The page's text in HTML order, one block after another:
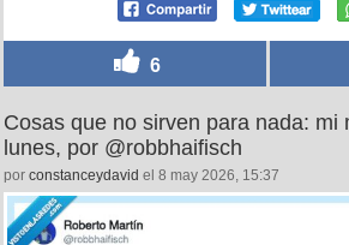
6
Cosas que no sirven para nada: mi
lunes, por @robbhaifisch
por constanceydavid el 8 may 2026, 15:37